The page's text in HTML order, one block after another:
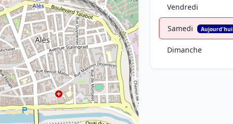
Vendredi
Samedi Aujourd'hui
Dimanche